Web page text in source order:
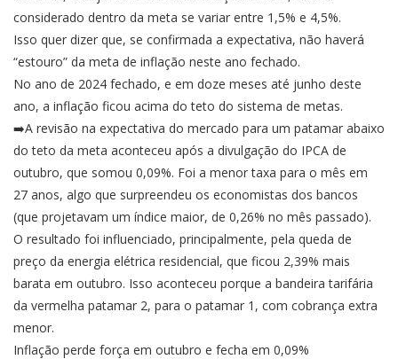
considerado dentro da meta se variar entre 1,5% e 4,5%.
Isso quer dizer que, se confirmada a expectativa, não haverá
“estouro” da meta de inflação neste ano fechado.
No ano de 2024 fechado, e em doze meses até junho deste
ano, a inflação ficou acima do teto do sistema de metas.
➡️A revisão na expectativa do mercado para um patamar abaixo
do teto da meta aconteceu após a divulgação do IPCA de
outubro, que somou 0,09%. Foi a menor taxa para o mês em
27 anos, algo que surpreendeu os economistas dos bancos
(que projetavam um índice maior, de 0,26% no mês passado).
O resultado foi influenciado, principalmente, pela queda de
preço da energia elétrica residencial, que ficou 2,39% mais
barata em outubro. Isso aconteceu porque a bandeira tarifária
da vermelha patamar 2, para o patamar 1, com cobrança extra
menor.
Inflação perde força em outubro e fecha em 0,09%